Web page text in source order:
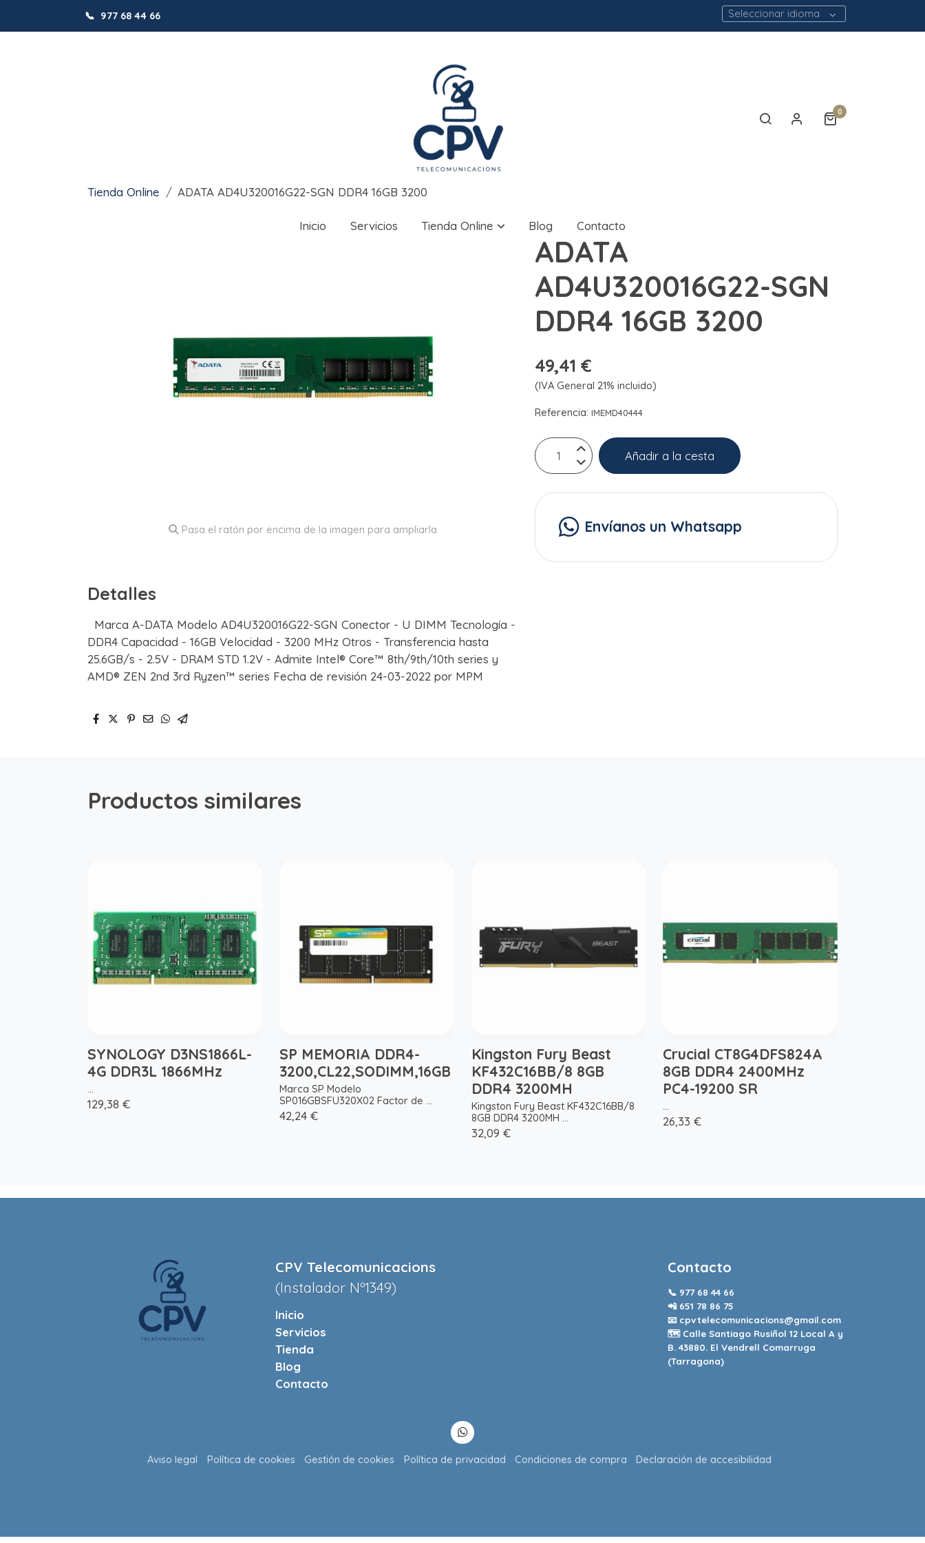
📞 977 68 44 66 Seleccionar idioma
0
Inicio Servicios Tienda Online Blog Contacto
Tienda Online ADATA AD4U320016G22-SGN DDR4 16GB 3200
Pasa el ratón por encima de la imagen para ampliarla
Detalles
Marca A-DATA Modelo AD4U320016G22-SGN Conector - U DIMM Tecnología -
DDR4 Capacidad - 16GB Velocidad - 3200 MHz Otros - Transferencia hasta
25.6GB/s - 2.5V - DRAM STD 1.2V - Admite Intel® Core™ 8th/9th/10th series y
AMD® ZEN 2nd 3rd Ryzen™ series Fecha de revisión 24-03-2022 por MPM
ADATA
AD4U320016G22-SGN
DDR4 16GB 3200
49,41 €
(IVA General 21% incluido)
Referencia: IMEMD40444
Añadir a la cesta
Envíanos un Whatsapp
Productos similares
SYNOLOGY D3NS1866L-
4G DDR3L 1866MHz
...
129,38 €
SP MEMORIA DDR4-
3200,CL22,SODIMM,16GB
Marca SP Modelo
SP016GBSFU320X02 Factor de ...
42,24 €
Kingston Fury Beast
KF432C16BB/8 8GB
DDR4 3200MH
Kingston Fury Beast KF432C16BB/8
8GB DDR4 3200MH ...
32,09 €
Crucial CT8G4DFS824A
8GB DDR4 2400MHz
PC4-19200 SR
...
26,33 €
CPV Telecomunicacions
(Instalador Nº1349)
Inicio
Servicios
Tienda
Blog
Contacto
Contacto
📞 977 68 44 66
📲 651 78 86 75
📧 cpvtelecomunicacions@gmail.com
🗺️ Calle Santiago Rusiñol 12 Local A y
B. 43880. El Vendrell Comarruga
(Tarragona)
Aviso legal Política de cookies Gestión de cookies Política de privacidad Condiciones de compra Declaración de accesibilidad